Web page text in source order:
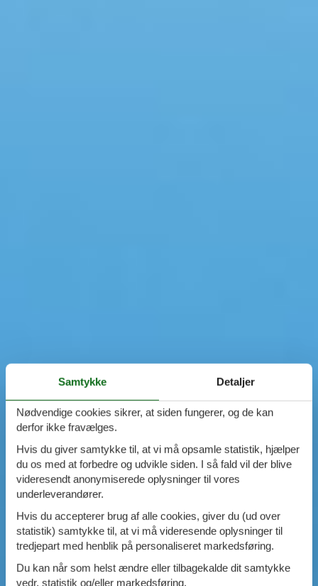
Samtykke Detaljer
Nødvendige cookies sikrer, at siden fungerer, og de kan
derfor ikke fravælges.
Hvis du giver samtykke til, at vi må opsamle statistik, hjælper
du os med at forbedre og udvikle siden. I så fald vil der blive
videresendt anonymiserede oplysninger til vores
underleverandører.
Hvis du accepterer brug af alle cookies, giver du (ud over
statistik) samtykke til, at vi må videresende oplysninger til
tredjepart med henblik på personaliseret markedsføring.
Du kan når som helst ændre eller tilbagekalde dit samtykke
vedr. statistik og/eller markedsføring.